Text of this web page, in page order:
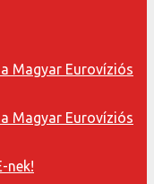
Magyar Eurovíziós
Magyar Eurovíziós
nek!